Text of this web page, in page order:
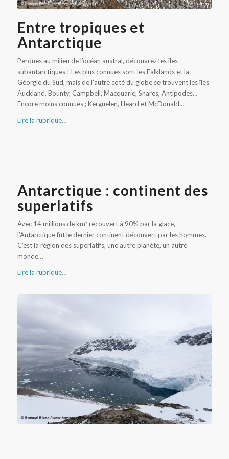
Entre tropiques et
Antarctique
Perdues au milieu de l’océan austral, découvrez les îles
subantarctiques ! Les plus connues sont les Falklands et la
Géorgie du Sud, mais de l’autre coté du globe se trouvent les îles
Auckland, Bounty, Campbell, Macquarie, Snares, Antipodes…
Encore moins connues ; Kerguelen, Heard et McDonald…
Lire la rubrique…
Antarctique : continent des
superlatifs
Avec 14 millions de km² recouvert à 90% par la glace,
l’Antarctique fut le dernier continent découvert par les hommes.
C’est la région des superlatifs, une autre planète, un autre
monde…
Lire la rubrique…
Neko Harbour en péninsule Antarctique